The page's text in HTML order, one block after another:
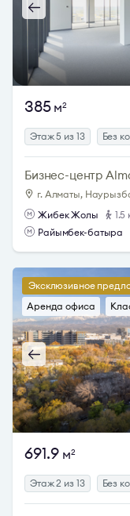
385м2
Этаж 5 из 13 Без
Бизнес-центр
г. Алматы,
Жибек Жолы
1.5
Райымбек-батыра
Эксклюзивное
Аренда офиса
691.9 м2
Этаж 2 из 13 Без